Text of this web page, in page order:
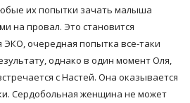
их попытки зачать малыша
на провал. Это становится
очередная попытка все-таки
однако в один момент Оля,
с Настей. Она оказывается
Сердобольная женщина не может